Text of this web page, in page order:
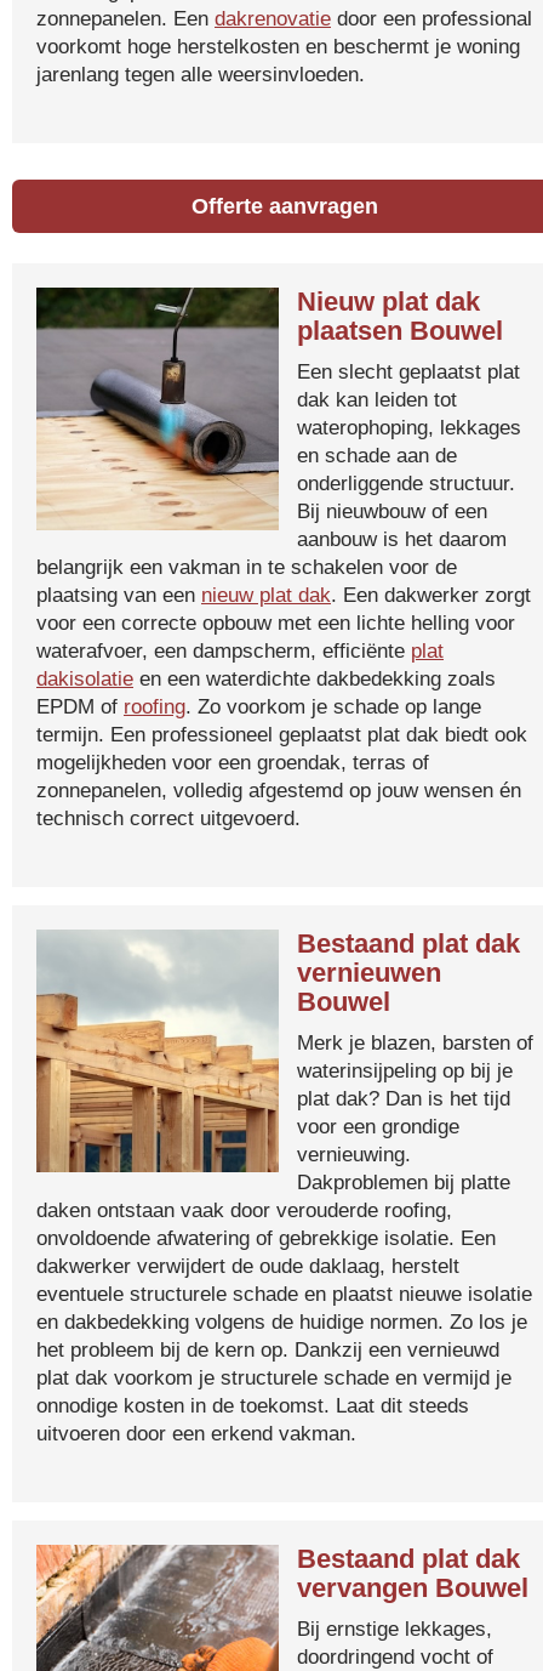
zonnepanelen. Een dakrenovatie door een professional
voorkomt hoge herstelkosten en beschermt je woning
jarenlang tegen alle weersinvloeden.
Offerte aanvragen
Nieuw plat dak
plaatsen Bouwel
Een slecht geplaatst plat
dak kan leiden tot
waterophoping, lekkages
en schade aan de
onderliggende structuur.
Bij nieuwbouw of een
aanbouw is het daarom
belangrijk een vakman in te schakelen voor de
plaatsing van een nieuw plat dak. Een dakwerker zorgt
voor een correcte opbouw met een lichte helling voor
waterafvoer, een dampscherm, efficiënte plat
dakisolatie en een waterdichte dakbedekking zoals
EPDM of roofing. Zo voorkom je schade op lange
termijn. Een professioneel geplaatst plat dak biedt ook
mogelijkheden voor een groendak, terras of
zonnepanelen, volledig afgestemd op jouw wensen én
technisch correct uitgevoerd.
Bestaand plat dak
vernieuwen
Bouwel
Merk je blazen, barsten of
waterinsijpeling op bij je
plat dak? Dan is het tijd
voor een grondige
vernieuwing.
Dakproblemen bij platte
daken ontstaan vaak door verouderde roofing,
onvoldoende afwatering of gebrekkige isolatie. Een
dakwerker verwijdert de oude daklaag, herstelt
eventuele structurele schade en plaatst nieuwe isolatie
en dakbedekking volgens de huidige normen. Zo los je
het probleem bij de kern op. Dankzij een vernieuwd
plat dak voorkom je structurele schade en vermijd je
onnodige kosten in de toekomst. Laat dit steeds
uitvoeren door een erkend vakman.
Bestaand plat dak
vervangen Bouwel
Bij ernstige lekkages,
doordringend vocht of